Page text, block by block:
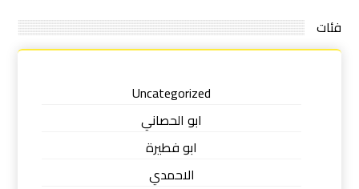
فئات
Uncategorized
ابو الحصاني
ابو فطيرة
الاحمدي